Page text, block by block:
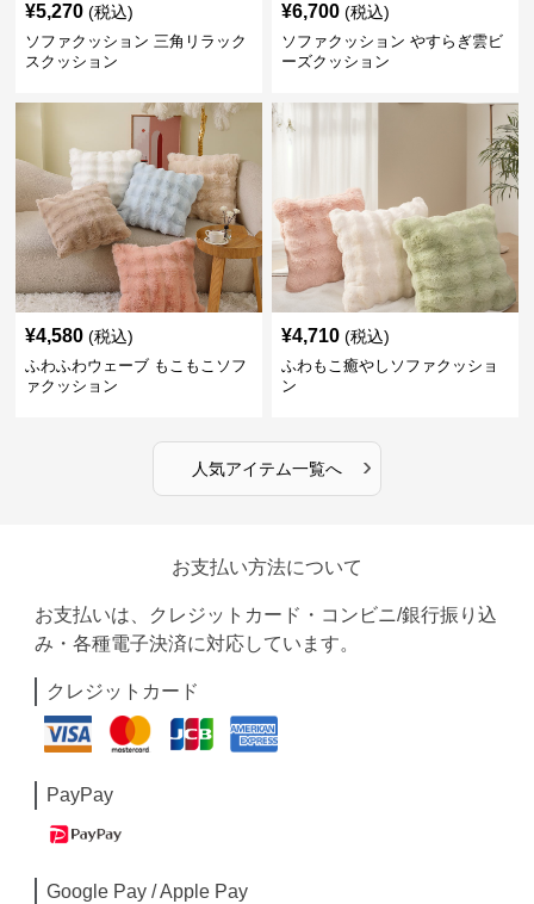
¥5,270 (税込)
ソファクッション 三角リラック
スクッション
¥6,700 (税込)
ソファクッション やすらぎ雲ビ
ーズクッション
¥4,580 (税込)
ふわふわウェーブ もこもこソフ
ァクッション
¥4,710 (税込)
ふわもこ癒やしソファクッショ
ン
人気アイテム一覧へ ›
お支払い方法について
お支払いは、クレジットカード・コンビニ/銀行振り込
み・各種電子決済に対応しています。
クレジットカード
PayPay
Google Pay / Apple Pay